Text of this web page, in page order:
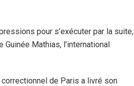
pour s’exécuter par la suite,
Mathias, l’international
de Paris a livré son